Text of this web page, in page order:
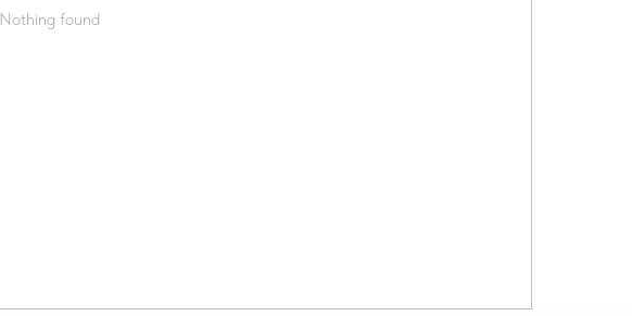
Nothing found